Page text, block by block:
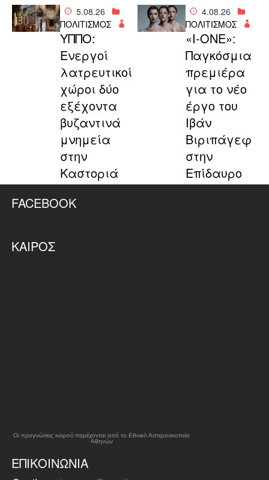
5.08.26
ΠΟΛΙΤΙΣΜΟΣ
ΥΠΠΟ:
Ενεργοί
λατρευτικοί
χώροι δύο
εξέχοντα
βυζαντινά
μνημεία
στην
Καστοριά
4.08.26
ΠΟΛΙΤΙΣΜΟΣ
«I-ONE»:
Παγκόσμια
πρεμιέρα
για το νέο
έργο του
Ιβάν
Βιριπάγεφ
στην
Επίδαυρο
FACEBOOK
ΚΑΙΡΌΣ
Οι προγνώσεις καιρού παρέχονται από το Εθνικό Αστεροσκοπείο
Αθηνών
ΕΠΙΚΟΙΝΩΝΊΑ